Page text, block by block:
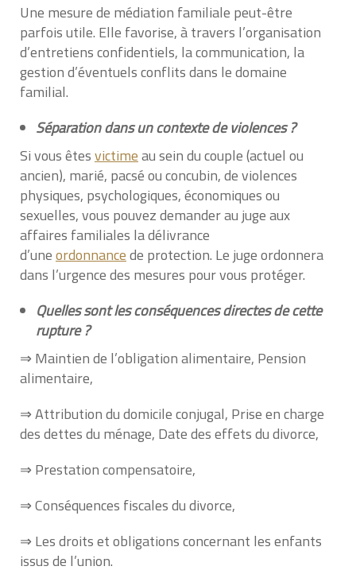
Une mesure de médiation familiale peut-être
parfois utile. Elle favorise, à travers l’organisation
d’entretiens confidentiels, la communication, la
gestion d’éventuels conflits dans le domaine
familial.
Séparation dans un contexte de violences?
Si vous êtesvictimeau sein du couple (actuel ou
ancien), marié, pacsé ou concubin, de violences
physiques, psychologiques, économiques ou
sexuelles, vous pouvez demander au juge aux
affaires familiales la délivrance
d’uneordonnancede protection. Le juge ordonnera
dans l’urgence des mesures pour vous protéger.
Quelles sont les conséquences directes de cette
rupture ?
⇒ Maintien de l’obligation alimentaire, Pension
alimentaire,
⇒ Attribution du domicile conjugal, Prise en charge
des dettes du ménage, Date des effets du divorce,
⇒ Prestation compensatoire,
⇒ Conséquences fiscales du divorce,
⇒ Les droits et obligations concernant les enfants
issus de l’union.